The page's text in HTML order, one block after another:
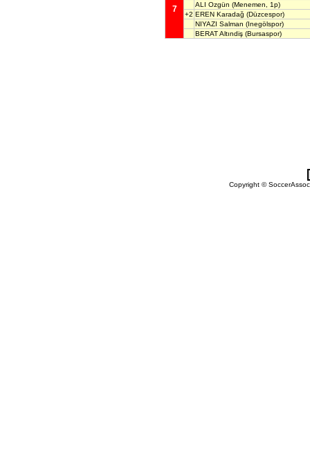
7
ALI Ozgün (Menemen, 1p)
+2 EREN Karadağ (Düzcespor)
NIYAZI Salman (Inegölspor)
BERAT Altındiş (Bursaspor)
Copyright ©